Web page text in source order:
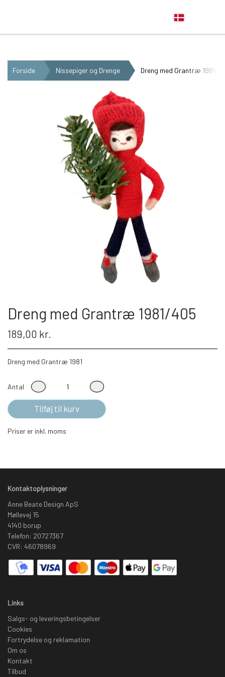
Forside Nissepiger og Drenge Dreng med Grantræ 1981/
Dreng med Grantræ 1981/405
189,00 kr.
Dreng med Grantræ 1981
Antal
Tilføj til kurv
Priser er inkl. moms
Kontaktoplysninger
Anne Beate Design ApS
Møllevej 15
4140 borup
Telefon: 20727367
CVR: 46078969
Links
Salgs- og leveringsbetingelser
Cookies
Fortrydelse og reklamation
Om os
Kontakt
Tilbud